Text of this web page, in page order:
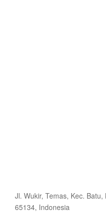
Jl. Wukir, Temas, Kec.
65134, Indonesia